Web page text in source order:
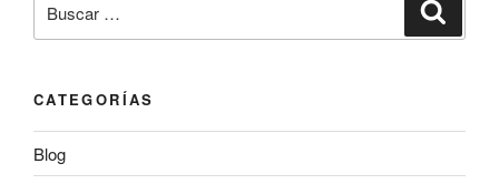
por:
CATEGORÍAS
Blog